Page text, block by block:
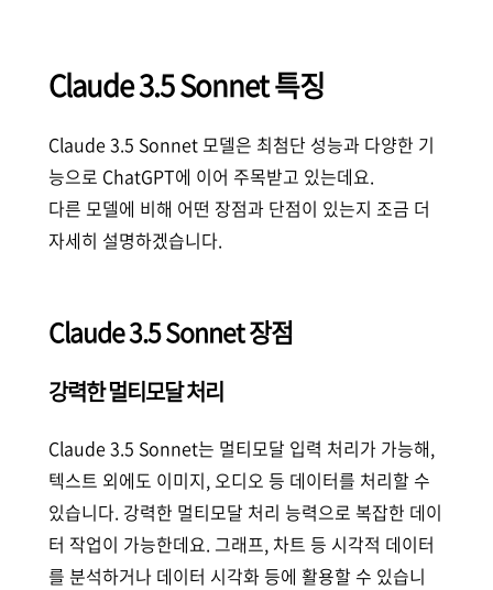
Claude 3.5 Sonnet 특징
Claude 3.5 Sonnet 모델은 최첨단 성능과 다양한 기
능으로 ChatGPT에 이어 주목받고 있는데요.
다른 모델에 비해 어떤 장점과 단점이 있는지 조금 더
자세히 설명하겠습니다.
Claude 3.5 Sonnet 장점
강력한 멀티모달 처리
Claude 3.5 Sonnet는 멀티모달 입력 처리가 가능해,
텍스트 외에도 이미지, 오디오 등 데이터를 처리할 수
있습니다. 강력한 멀티모달 처리 능력으로 복잡한 데이
터 작업이 가능한데요. 그래프, 차트 등 시각적 데이터
를 분석하거나 데이터 시각화 등에 활용할 수 있습니